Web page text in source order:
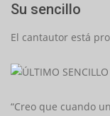
Su sencillo
El cantautor está
“Creo que cuando